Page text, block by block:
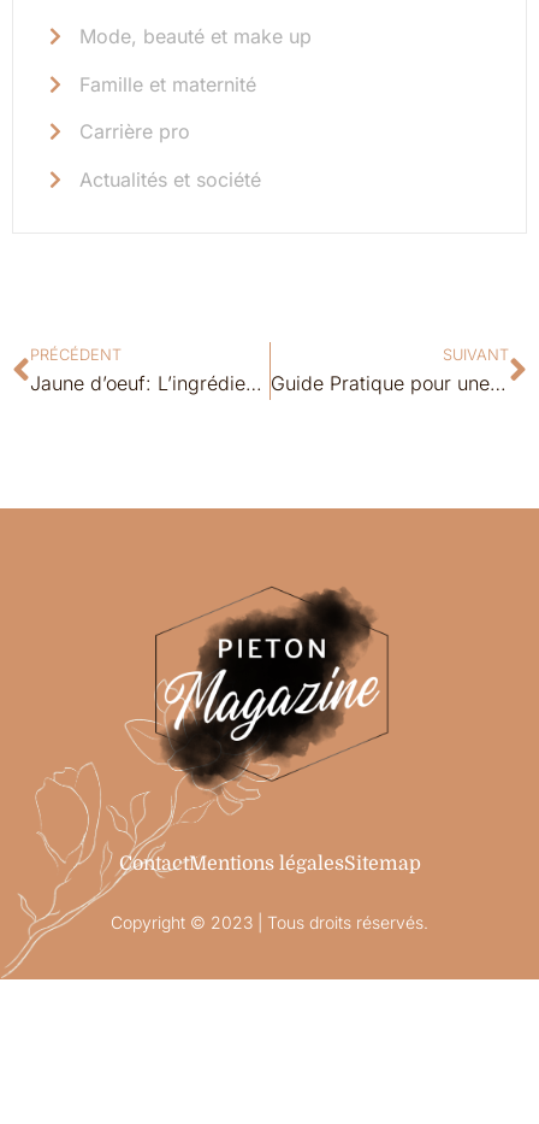
Mode, beauté et make up
Famille et maternité
Carrière pro
Actualités et société
PRÉCÉDENT
Jaune d’oeuf: L’ingrédient beauté naturel pour chaque femme
SUIVANT
Guide Pratique pour une Grossesse Épanouie: Conseils pour les Futures Mamans
ContactMentions légalesSitemap
Copyright © 2023 | Tous droits réservés.